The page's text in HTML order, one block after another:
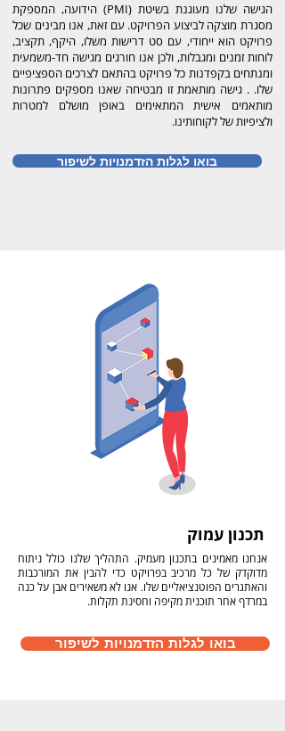
הגישה שלנו מעוגנת בשיטת (PMI) הידועה, המספקת
מסגרת מוצקה לביצוע הפרויקט. עם זאת, אנו מבינים שכל
פרויקט הוא ייחודי, עם סט דרישות משלו, היקף, תקציב,
לוחות זמנים ומגבלות, ולכן אנו חורגים מגישה חד-משמעית
ומנתחים בקפדנות כל פרויקט בהתאם לצרכים הספציפיים
שלו. . גישה מותאמת זו מבטיחה שאנו מספקים פתרונות
מותאמים אישית המתאימים באופן מושלם למטרות
ולציפיות של לקוחותינו.
בואו לגלות הזדמנויות לשיפור
תכנון עמוק
אנחנו מאמינים בתכנון מעמיק. התהליך שלנו כולל ניתוח
מדוקדק של כל מרכיב בפרויקט כדי להבין את המורכבות
והאתגרים הפוטנציאליים שלו. אנו לא משאירים אבן על כנה
במרדף אחר תוכנית מקיפה וחסינת תקלות.
בואו לגלות הזדמנויות לשיפור